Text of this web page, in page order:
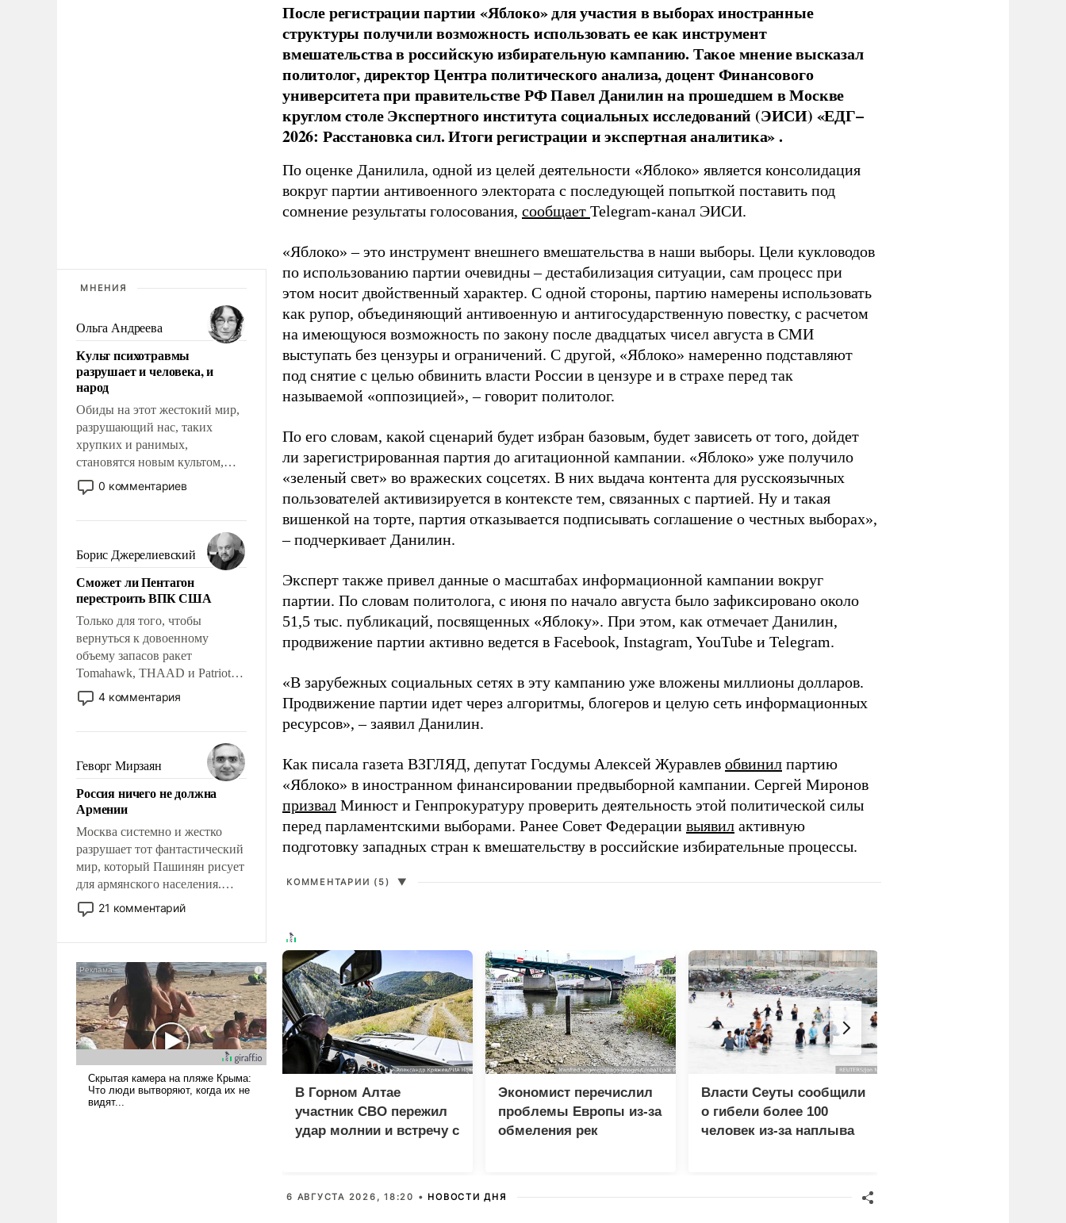
МНЕНИЯ
Ольга Андреева
Культ психотравмы
разрушает и человека, и
народ
Обиды на этот жестокий мир,
разрушающий нас, таких
хрупких и ранимых,
становятся новым культом,
постепенно вытесняя и
отменяя традиционное
мужественным и твердым под
ударами судьбы, брать на себя
ответственность, помогать
слабым, идти вперед и
адаптироваться.
0 комментариев
Борис Джерелиевский
Сможет ли Пентагон
перестроить ВПК США
Только для того, чтобы
вернуться к довоенному
объему запасов ракет
Tomahawk, THAAD и Patriot
США потребуется более трех
лет. Даже небольшая война с
Сложившаяся ситуация
означает многолетний период
уязвимости США, например,
перед Китаем.
4 комментария
Геворг Мирзаян
Россия ничего не должна
Армении
Москва системно и жестко
разрушает тот фантастический
мир, который Пашинян рисует
для армянского населения.
Мир, где политические
прожекты будут безусловно
налогоплательщиков и где
Еревану за свои поступки не
нужно отвечать.
21 комментарий
После регистрации партии «Яблоко» для участия в выборах иностранные
структуры получили возможность использовать ее как инструмент
вмешательства в российскую избирательную кампанию. Такое мнение высказал
политолог, директор Центра политического анализа, доцент Финансового
университета при правительстве РФ Павел Данилин на прошедшем в Москве
круглом столе Экспертного института социальных исследований (ЭИСИ) «ЕДГ–
2026: Расстановка сил. Итоги регистрации и экспертная аналитика» .
По оценке Данилила, одной из целей деятельности «Яблоко» является консолидация
вокруг партии антивоенного электората с последующей попыткой поставить под
сомнение результаты голосования, сообщает Telegram-канал ЭИСИ.
«Яблоко» – это инструмент внешнего вмешательства в наши выборы. Цели кукловодов
по использованию партии очевидны – дестабилизация ситуации, сам процесс при
этом носит двойственный характер. С одной стороны, партию намерены использовать
как рупор, объединяющий антивоенную и антигосударственную повестку, с расчетом
на имеющуюся возможность по закону после двадцатых чисел августа в СМИ
выступать без цензуры и ограничений. С другой, «Яблоко» намеренно подставляют
под снятие с целью обвинить власти России в цензуре и в страхе перед так
называемой «оппозицией», – говорит политолог.
По его словам, какой сценарий будет избран базовым, будет зависеть от того, дойдет
ли зарегистрированная партия до агитационной кампании. «Яблоко» уже получило
«зеленый свет» во вражеских соцсетях. В них выдача контента для русскоязычных
пользователей активизируется в контексте тем, связанных с партией. Ну и такая
вишенкой на торте, партия отказывается подписывать соглашение о честных выборах»,
– подчеркивает Данилин.
Эксперт также привел данные о масштабах информационной кампании вокруг
партии. По словам политолога, с июня по начало августа было зафиксировано около
51,5 тыс. публикаций, посвященных «Яблоку». При этом, как отмечает Данилин,
продвижение партии активно ведется в Facebook, Instagram, YouTube и Telegram.
«В зарубежных социальных сетях в эту кампанию уже вложены миллионы долларов.
Продвижение партии идет через алгоритмы, блогеров и целую сеть информационных
ресурсов», – заявил Данилин.
Как писала газета ВЗГЛЯД, депутат Госдумы Алексей Журавлев обвинил партию
«Яблоко» в иностранном финансировании предвыборной кампании. Сергей Миронов
призвал Минюст и Генпрокуратуру проверить деятельность этой политической силы
перед парламентскими выборами. Ранее Совет Федерации выявил активную
подготовку западных стран к вмешательству в российские избирательные процессы.
КОММЕНТАРИИ (5) ▼
В Горном Алтае
участник СВО пережил
удар молнии и встречу с
Экономист перечислил
проблемы Европы из-за
обмеления рек
Власти Сеуты сообщили
о гибели более 100
человек из-за наплыва
6 АВГУСТА 2026, 18:20 • НОВОСТИ ДНЯ